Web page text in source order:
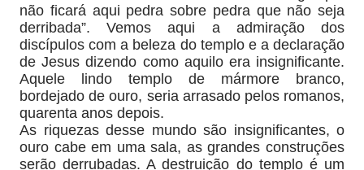
não ficará aqui pedra sobre pedra que não seja
derribada”. Vemos aqui a admiração dos
discípulos com a beleza do templo e a declaração
de Jesus dizendo como aquilo era insignificante.
Aquele lindo templo de mármore branco,
bordejado de ouro, seria arrasado pelos romanos,
quarenta anos depois.
As riquezas desse mundo são insignificantes, o
ouro cabe em uma sala, as grandes construções
serão derrubadas. A destruição do templo é um